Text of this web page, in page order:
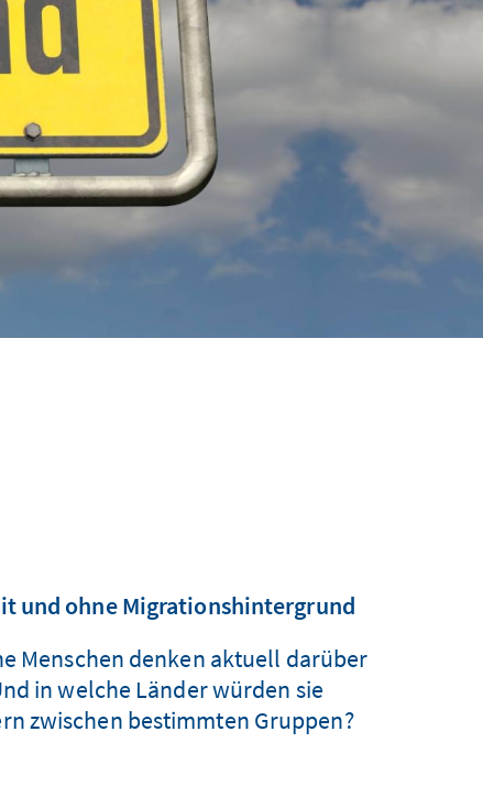
und ohne Migrationshintergrund
Menschen denken aktuell darüber
in welche Länder würden sie
zwischen bestimmten Gruppen?